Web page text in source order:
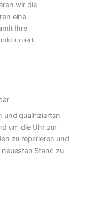
wir die
eine
Ihre
und qualifizierten
um die Uhr zur
zu reparieren und
Stand zu